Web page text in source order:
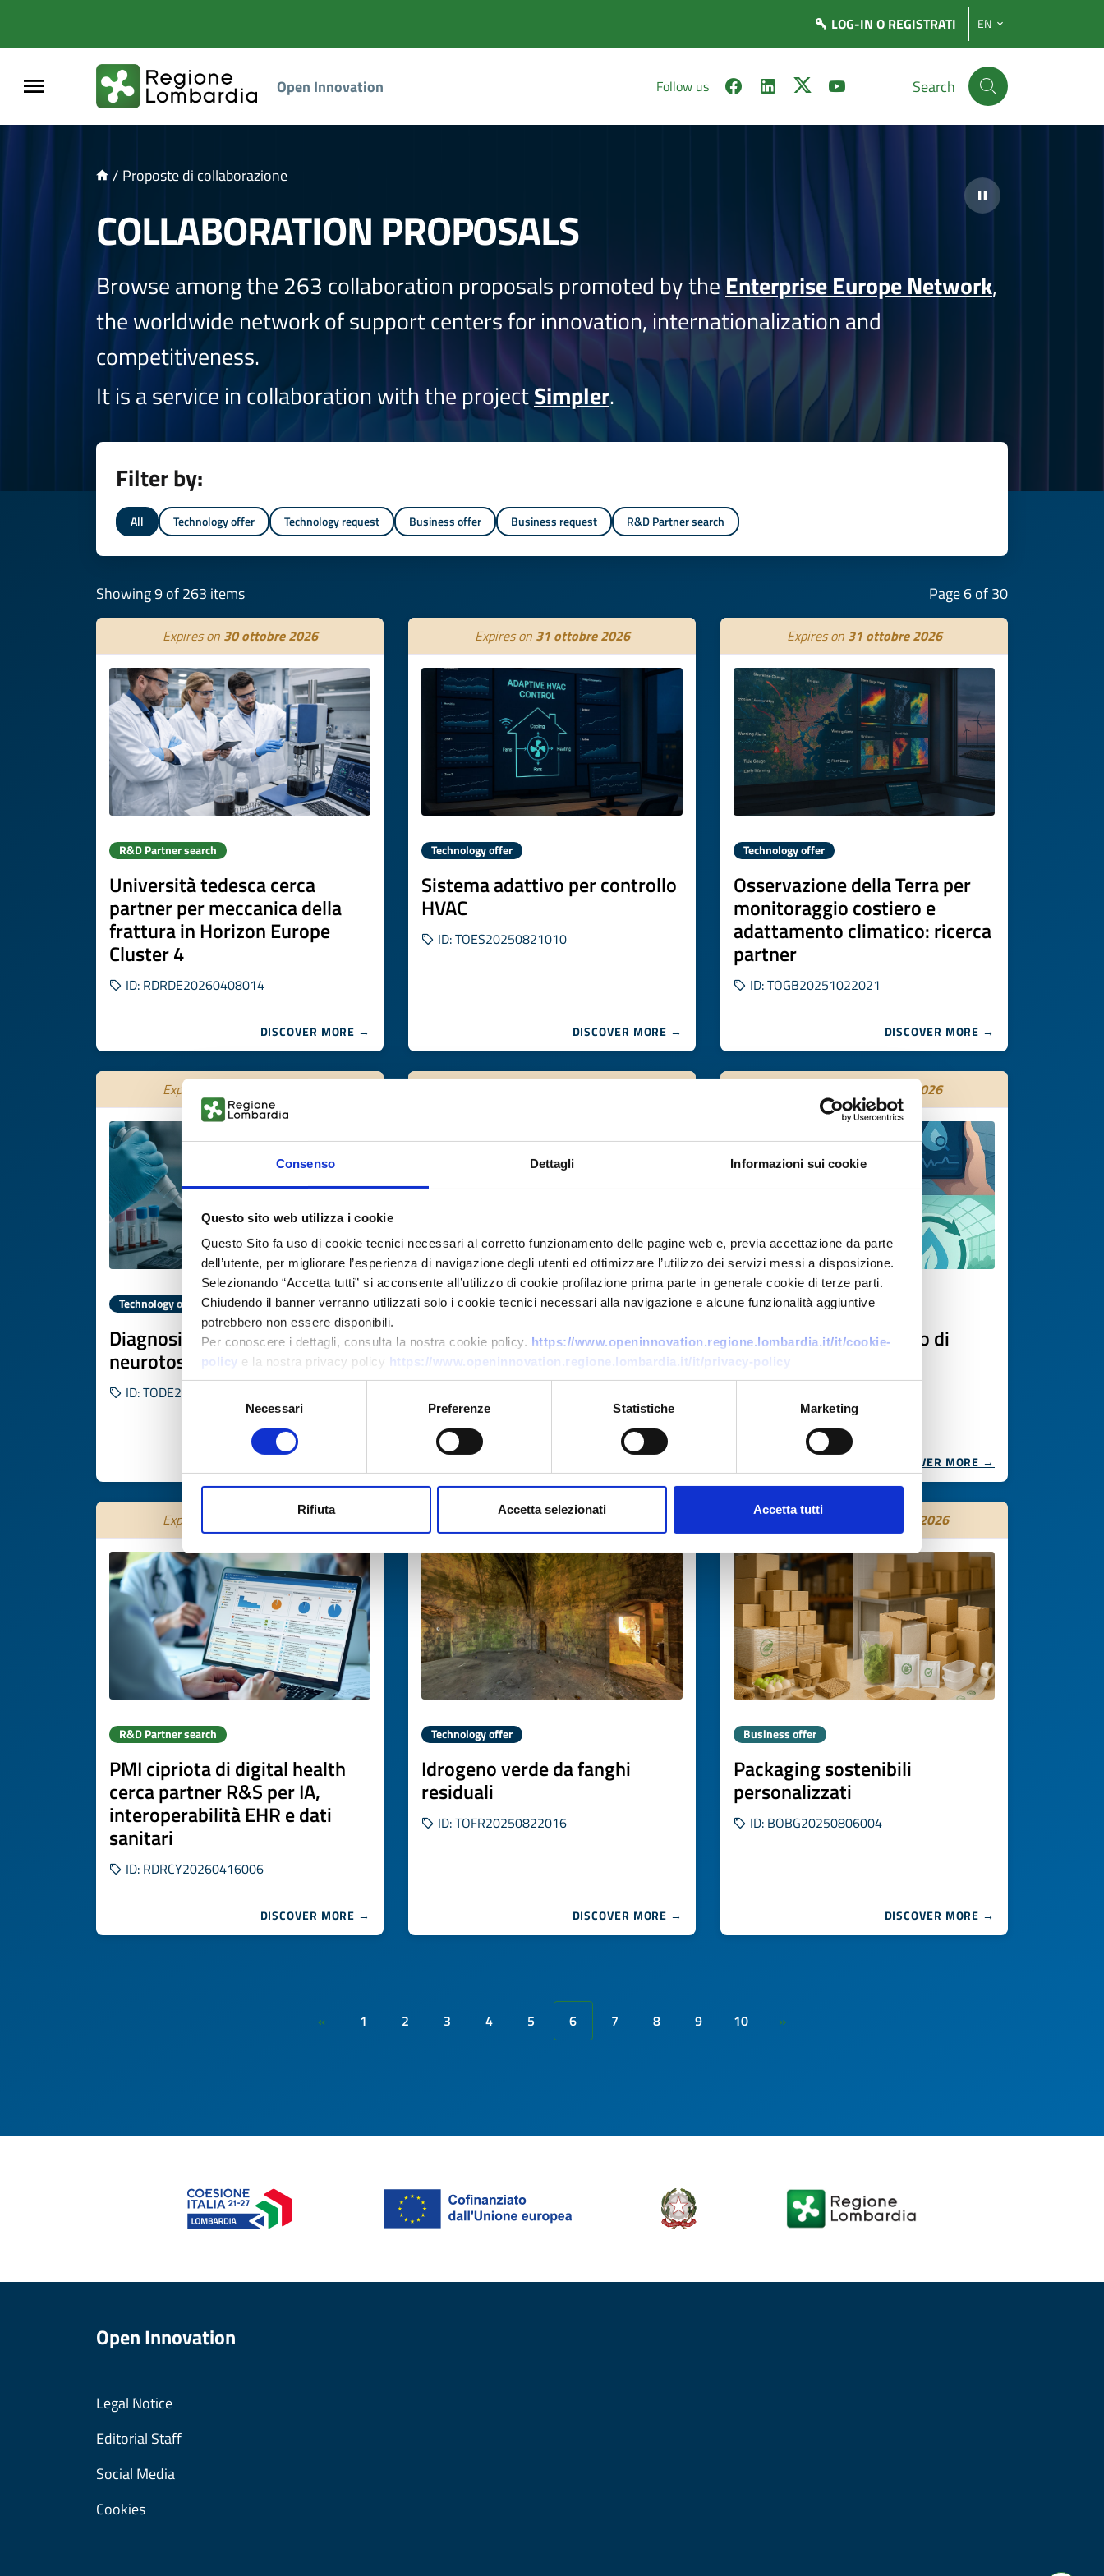
Consenso Dettagli Informazioni sui cookie
Questo sito web utilizza i cookie
Questo Sito fa uso di cookie tecnici necessari al corretto funzionamento delle pagine web e, previa accettazione da parte
dell’utente, per migliorare l’esperienza di navigazione degli utenti ed ottimizzare l’utilizzo dei servizi messi a disposizione.
Selezionando “Accetta tutti” si acconsente all’utilizzo di cookie profilazione prima parte in generale cookie di terze parti.
Chiudendo il banner verranno utilizzati solo i cookie tecnici necessari alla navigazione e alcune funzionalità aggiuntive
potrebbero non essere disponibili.
Per conoscere i dettagli, consulta la nostra cookie policy. https://www.openinnovation.regione.lombardia.it/it/cookie-
policy e la nostra privacy policy https://www.openinnovation.regione.lombardia.it/it/privacy-policy
Selezione
Necessari Preferenze Statistiche Marketing
Rifiuta Accetta selezionati Accetta tutti
LOG-IN O REGISTRATI EN
Open Innovation Follow us Search
/ Proposte di collaborazione
COLLABORATION PROPOSALS
Browse among the 263 collaboration proposals promoted by the Enterprise Europe Network,
the worldwide network of support centers for innovation, internationalization and
competitiveness.
It is a service in collaboration with the projectSimpler.
Filter by:
All Technology offer Technology request Business offer Business request R&D Partner search
Showing 9 of 263 items Page 6 of 30
Expires on 30 ottobre 2026
R&D Partner search
Università tedesca cerca
partner per meccanica della
frattura in Horizon Europe
Cluster 4
ID: RDRDE20260408014
DISCOVER MORE →
Expires on 31 ottobre 2026
Technology offer
Sistema adattivo per controllo
HVAC
ID: TOES20250821010
DISCOVER MORE →
Expires on 31 ottobre 2026
Technology offer
Osservazione della Terra per
monitoraggio costiero e
adattamento climatico: ricerca
partner
ID: TOGB20251022021
DISCOVER MORE →
Expires on
Technology offer
Diagnosi e terapia di
neurotossicità da CAR-T
ID: TODE20250822011
Technology offer
Integrazione e rifornimento H2
modulari per mobilità,
logistica e industria
ID: TOES20251022012
31 ottobre 2026
Technology offer
Monitoraggio avanzato di
perdite idriche
DISCOVER MORE →
Expires on 31 ottobre 2026
R&D Partner search
PMI cipriota di digital health
cerca partner R&S per IA,
interoperabilità EHR e dati
sanitari
ID: RDRCY20260416006
DISCOVER MORE →
Expires on31 ottobre 2026
Technology offer
Idrogeno verde da fanghi
residuali
ID: TOFR20250822016
DISCOVER MORE →
Expires on 04 novembre 2026
Business offer
Packaging sostenibili
personalizzati
ID: BOBG20250806004
DISCOVER MORE →
« 1 2 3 4 5 6 7 8 9 10 »
Open Innovation
Legal Notice
Editorial Staff
Social Media
Cookies